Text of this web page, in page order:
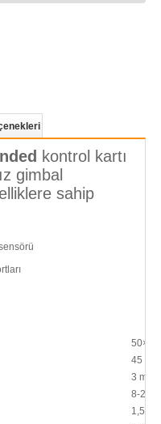
kontrol kartı
gimbal
sahip
50×50
45 mm
3 mm
8-26
1,5 A